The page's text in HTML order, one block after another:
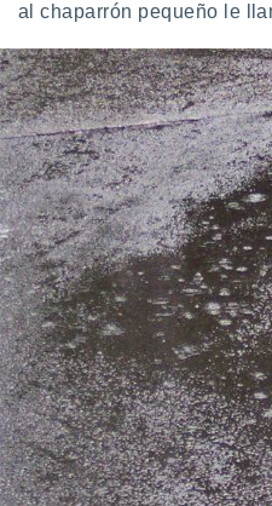
al chaparrón pequeño le